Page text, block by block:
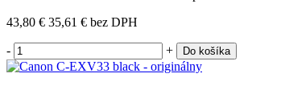
43,80 € 35,61 € bez DPH
- + Do košíka